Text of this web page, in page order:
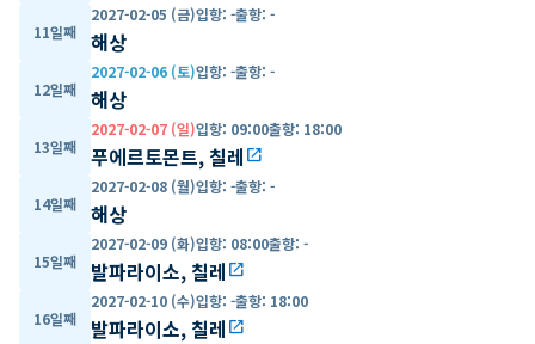
11일째
2027-02-05 (금)입항: -출항: -
해상
12일째
2027-02-06 (토)입항: -출항: -
해상
13일째
2027-02-07 (일)입항: 09:00출항: 18:00
푸에르토몬트, 칠레 open_in_new
14일째
2027-02-08 (월)입항: -출항: -
해상
15일째
2027-02-09 (화)입항: 08:00출항: -
발파라이소, 칠레 open_in_new
16일째
2027-02-10 (수)입항: -출항: 18:00
발파라이소, 칠레 open_in_new